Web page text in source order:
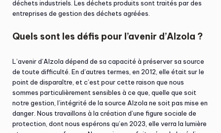
déchets industriels. Les déchets produits sont traités par des
entreprises de gestion des déchets agréées.
Quels sont les défis pour l’avenir d’Alzola ?
L’avenir d’Alzola dépend de sa capacité à préserver sa source
de toute difficulté. En d’autres termes, en 2012, elle était sur le
point de disparaître, et c’est pour cette raison que nous
sommes particulièrement sensibles à ce que, quelle que soit
notre gestion, l’intégrité de la source Alzola ne soit pas mise en
danger. Nous travaillons à la création d’une figure sociale de
protection, dont nous espérons qu’en 2023, elle verra la lumière